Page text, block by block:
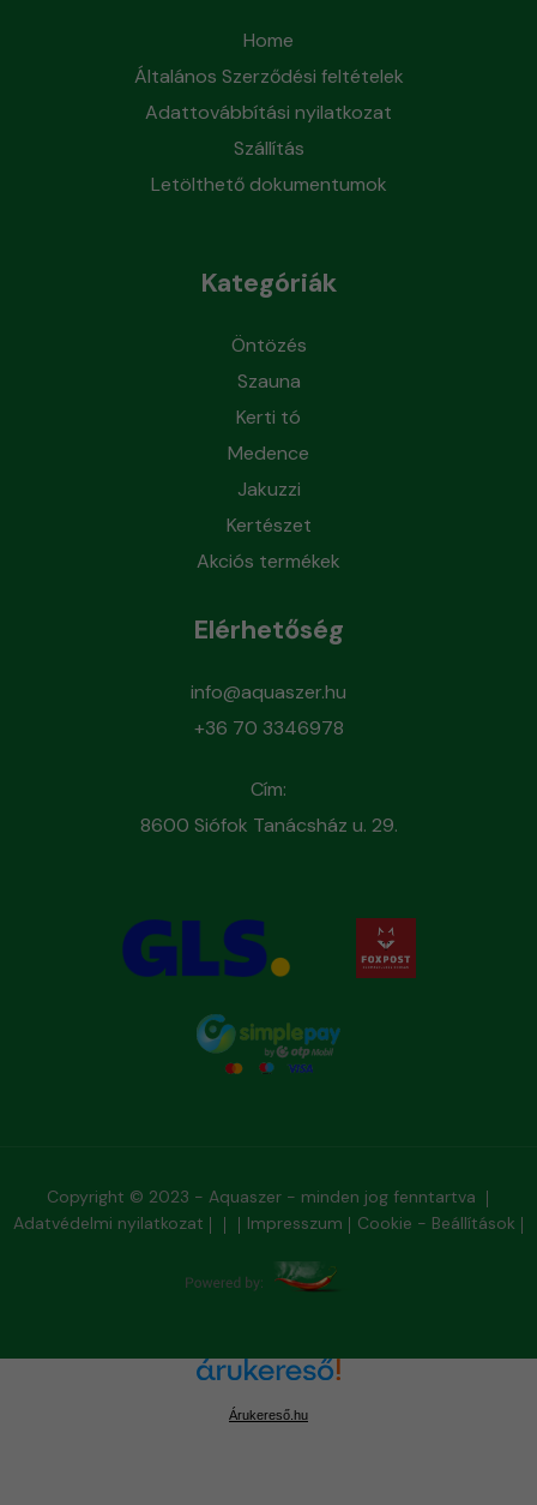
Home
Általános Szerződési feltételek
Adattovábbítási nyilatkozat
Szállítás
Letölthető dokumentumok
Kategóriák
Öntözés
Szauna
Kerti tó
Medence
Jakuzzi
Kertészet
Akciós termékek
Elérhetőség
info@aquaszer.hu
+36 70 3346978
Cím:
8600 Siófok Tanácsház u. 29.
Copyright © 2023 - Aquaszer - minden jog fenntartva
Adatvédelmi nyilatkozat
Impresszum Cookie - Beállítások
Árukereső.hu